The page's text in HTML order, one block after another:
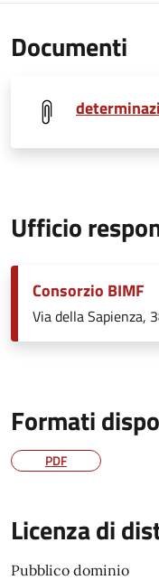
Documenti
Ufficio
Consorzio BIMF
Via della Sapienza,
Formati
PDF
Licenza di
Pubblico dominio